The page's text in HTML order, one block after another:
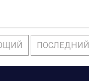
ПОСЛЕДНИЙ